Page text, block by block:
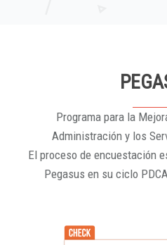
Programa para la
Administración y los
El proceso de encuestación
Pegasus en su ciclo